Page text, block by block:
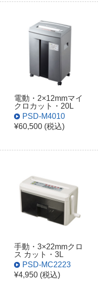
電動・2×12mmマイ
クロカット・20L
PSD-M4010
¥60,500 (税込)
手動・3×22mmクロ
ス カット・3L
PSD-MC2223
¥4,950 (税込)